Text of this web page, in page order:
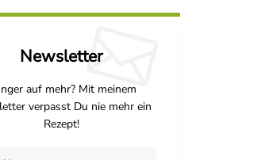
Newsletter
auf mehr? Mit meinem
verpasst Du nie mehr ein
Rezept!